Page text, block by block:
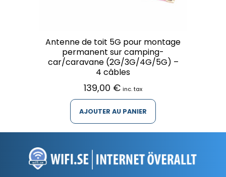
Antenne de toit 5G pour montage
permanent sur camping-
car/caravane (2G/3G/4G/5G) –
4 câbles
139,00 € inc. tax
AJOUTER AU PANIER